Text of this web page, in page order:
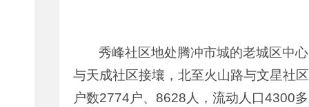
秀峰社区地处腾冲市城的老城区中
与天成社区接壤，北至火山路与文星社
户数2774户、8628人，流动人口4300